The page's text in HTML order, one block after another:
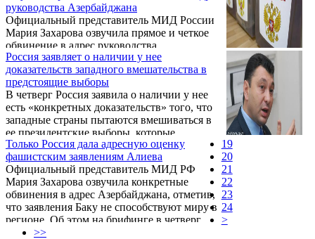
руководства Азербайджана
Официальный представитель МИД России
Мария Захарова озвучила прямое и четкое
обвинение в адрес руководства
Азербайджана, отметив, что подобные
заявления не исходят из интересов мира и
еще больше накаляют ситуацию. Об этом
заявил накануне, 15 февраля, на брифинге
после заседания Исполнительного органа
правящей Республиканской партии
Армении вице-спикер Национального
Собрания, пресс-секретарь РПА Эдуард
Шармазанов.
Россия заявляет о наличии у нее
доказательств западного вмешательства в
предстоящие выборы
В четверг Россия заявила о наличии у нее
есть «конкретных доказательств» того, что
западные страны пытаются вмешиваться в
ее президентские выборы, которые
состоятся в марте.
Только Россия дала адресную оценку
фашистским заявлениям Алиева
Официальный представитель МИД РФ
Мария Захарова озвучила конкретные
обвинения в адрес Азербайджана, отметив,
что заявления Баку не способствуют миру в
регионе. Об этом на брифинге в четверг
заявил вице-спикер парламента Армении,
19
20
21
22
23
24
>
>>